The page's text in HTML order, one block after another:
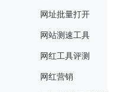
网址批量打开
网站测速工具
网红工具评测
网红营销